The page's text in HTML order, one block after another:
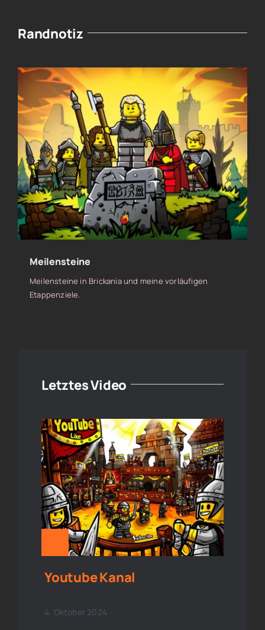
Randnotiz
Meilensteine
Meilensteine in Brickania und meine vorläufigen
Etappenziele.
Letztes Video
Youtube Kanal
4. Oktober 2024